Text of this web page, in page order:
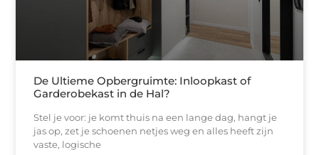
De Ultieme Opbergruimte: Inloopkast of
Garderobekast in de Hal?
Stel je voor: je komt thuis na een lange dag, hangt je
jas op, zet je schoenen netjes weg en alles heeft zijn
vaste, logische